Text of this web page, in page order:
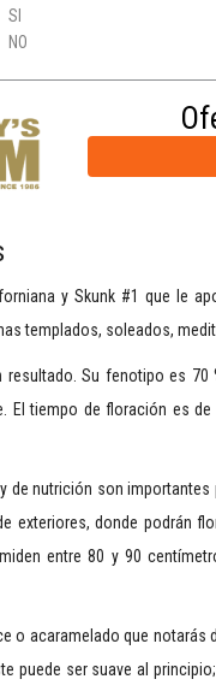
SI
NO
y Skunk #1 que le
templados, soleados,
Su fenotipo es 70
El tiempo de floración es
nutrición son importantes
exteriores, donde podrán
entre 80 y 90
o acaramelado que notarás
puede ser suave al